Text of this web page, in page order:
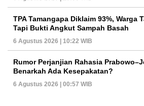
TPA Tamangapa Diklaim 93%, Warga
Tapi Bukti Angkut Sampah Basah
6 Agustus 2026 | 10:22 WIB
Rumor Perjanjian Rahasia
Benarkah Ada Kesepakatan?
6 Agustus 2026 | 00:57 WIB